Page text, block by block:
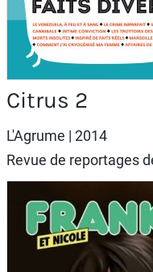
Citrus 2
L'Agrume | 2014
Revue de reportages